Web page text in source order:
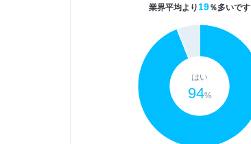
業界平均より 19％多いです
はい
94%